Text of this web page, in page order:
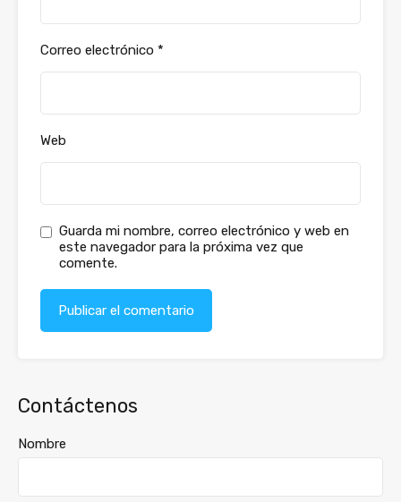
Correo electrónico *
Web
Guarda mi nombre, correo electrónico y web en
este navegador para la próxima vez que
comente.
Contáctenos
Nombre